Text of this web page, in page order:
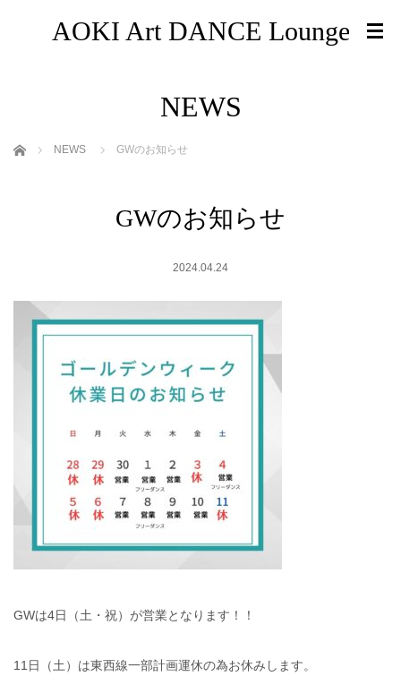
AOKI Art DANCE Lounge
NEWS
ホーム NEWS GWのお知らせ
GWのお知らせ
2024.04.24
GWは4日（土・祝）が営業となります！！
11日（土）は東西線一部計画運休の為お休みします。